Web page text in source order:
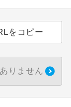
をコピー
りません
席利⽤できま